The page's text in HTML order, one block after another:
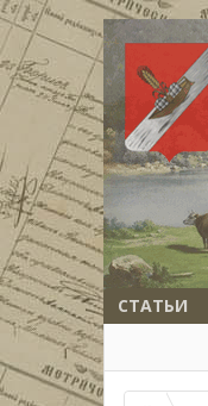
СТАТЬИ